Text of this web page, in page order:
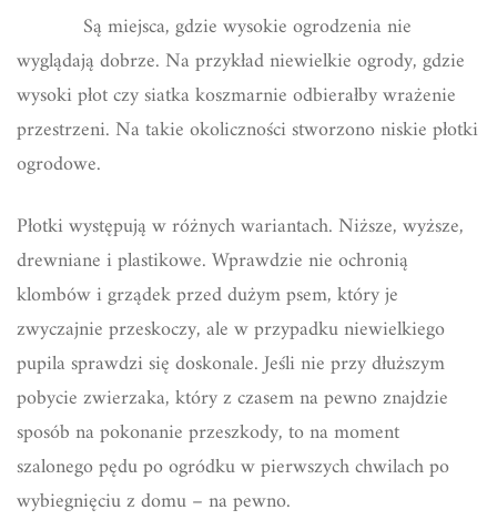
Są miejsca, gdzie wysokie ogrodzenia nie
wyglądają dobrze. Na przykład niewielkie ogrody, gdzie
wysoki płot czy siatka koszmarnie odbierałby wrażenie
przestrzeni. Na takie okoliczności stworzono niskie płotki
ogrodowe.
Płotki występują w różnych wariantach. Niższe, wyższe,
drewniane i plastikowe. Wprawdzie nie ochronią
klombów i grządek przed dużym psem, który je
zwyczajnie przeskoczy, ale w przypadku niewielkiego
pupila sprawdzi się doskonale. Jeśli nie przy dłuższym
pobycie zwierzaka, który z czasem na pewno znajdzie
sposób na pokonanie przeszkody, to na moment
szalonego pędu po ogródku w pierwszych chwilach po
wybiegnięciu z domu – na pewno.